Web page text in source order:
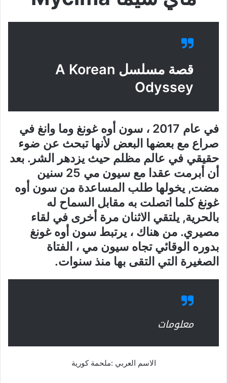
قصة مسلسل A Korean
Odyssey
في عام 2017 ، سون أوه غونغ وما وانغ في
صراع مع بعضها البعض لأنها تبحث عن ضوء
حقيقي في عالم مظلم حيث يزدهر الشر. بعد
أن أبرمت عقدا مع سيون مي 25 سنين
مضت, يخولها طلب المساعدة من سون أوه
غونغ كلما اتصلت به مقابل السماح له
بالحرية, يلتقي الاثنان مرة أخرى في لقاء
مصيري. من هناك ، يرتبط سون أوه غونغ
بدوره الوقائي تجاه سيون مي ، الفتاة
الصغيرة التي التقى بها منذ سنوات.
معلومات
الاسم العربي :ملحمة كورية